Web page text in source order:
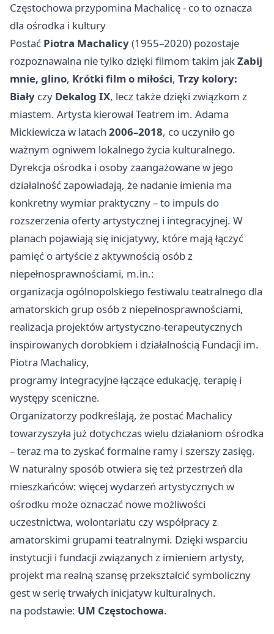
Częstochowa przypomina Machalicę - co to oznacza
dla ośrodka i kultury
Postać Piotra Machalicy(1955–2020) pozostaje
rozpoznawalna nie tylko dzięki filmom takim jakZabij
mnie, glino, Krótki film o miłości, Trzy kolory:
Biały czy Dekalog IX, lecz także dzięki związkom z
miastem. Artysta kierował Teatrem im. Adama
Mickiewicza w latach 2006–2018, co uczyniło go
ważnym ogniwem lokalnego życia kulturalnego.
Dyrekcja ośrodka i osoby zaangażowane w jego
działalność zapowiadają, że nadanie imienia ma
konkretny wymiar praktyczny – to impuls do
rozszerzenia oferty artystycznej i integracyjnej. W
planach pojawiają się inicjatywy, które mają łączyć
pamięć o artyście z aktywnością osób z
niepełnosprawnościami, m.in.:
organizacja ogólnopolskiego festiwalu teatralnego dla
amatorskich grup osób z niepełnosprawnościami,
realizacja projektów artystyczno-terapeutycznych
inspirowanych dorobkiem i działalnością Fundacji im.
Piotra Machalicy,
programy integracyjne łączące edukację, terapię i
występy sceniczne.
Organizatorzy podkreślają, że postać Machalicy
towarzyszyła już dotychczas wielu działaniom ośrodka
– teraz ma to zyskać formalne ramy i szerszy zasięg.
W naturalny sposób otwiera się też przestrzeń dla
mieszkańców: więcej wydarzeń artystycznych w
ośrodku może oznaczać nowe możliwości
uczestnictwa, wolontariatu czy współpracy z
amatorskimi grupami teatralnymi. Dzięki wsparciu
instytucji i fundacji związanych z imieniem artysty,
projekt ma realną szansę przekształcić symboliczny
gest w serię trwałych inicjatyw kulturalnych.
na podstawie: UM Częstochowa.